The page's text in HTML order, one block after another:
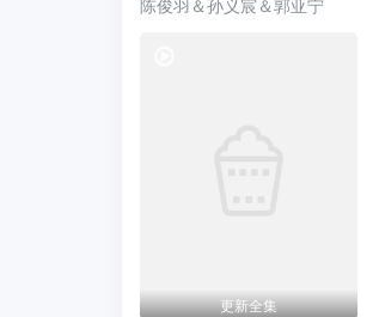
陈俊羽＆孙义宸＆郭亚宁
更新全集